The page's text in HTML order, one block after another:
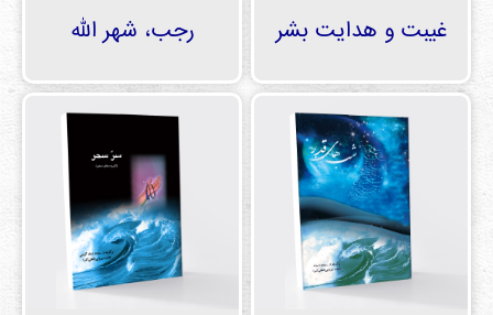
غیبت و هدایت بشر رجب، شهر الله